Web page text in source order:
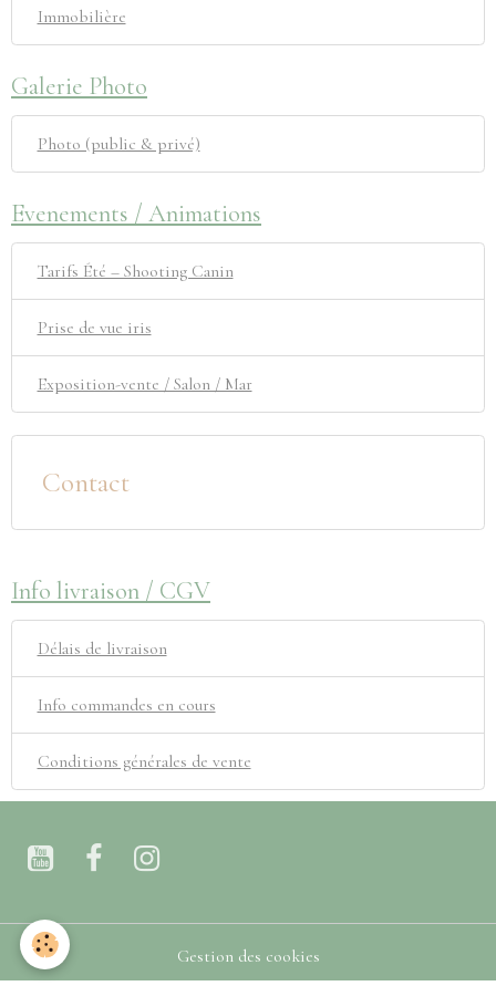
Immobilière
Galerie Photo
Photo (public & privé)
Evenements / Animations
Tarifs Été – Shooting Canin
Prise de vue iris
Exposition-vente / Salon / Mar
Contact
Info livraison / CGV
Délais de livraison
Info commandes en cours
Conditions générales de vente
Gestion des cookies